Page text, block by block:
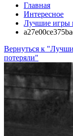
Главная
Интересное
Лучшие игры
Вернуться к
потеряли"